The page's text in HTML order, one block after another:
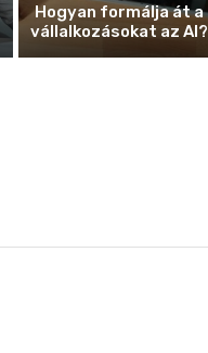
Hogyan formálja át a
vállalkozásokat az AI?